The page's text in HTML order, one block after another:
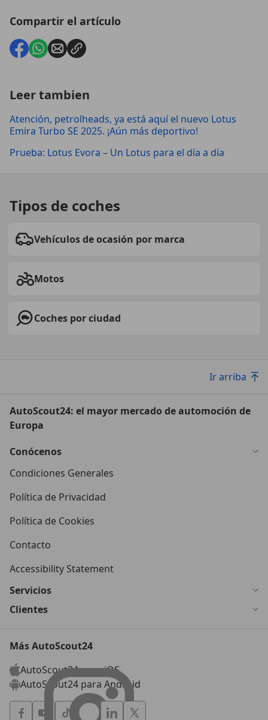
Compartir el artículo
Leer tambien
Atención, petrolheads, ya está aquí el nuevo Lotus
Emira Turbo SE 2025. ¡Aún más deportivo!
Prueba: Lotus Evora – Un Lotus para el día a día
Tipos de coches
Vehículos de ocasión por marca
Motos
Coches por ciudad
Ir arriba
AutoScout24: el mayor mercado de automoción de
Europa
Conócenos
Condiciones Generales
Política de Privacidad
Política de Cookies
Contacto
Accessibility Statement
Servicios
Clientes
Más AutoScout24
AutoScout24 para iOS
AutoScout24 para Android